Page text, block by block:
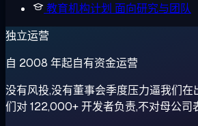
教育机构计划 面向研究与团队
独立运营
自 2008 年起自有资金运营
没有风投,没有董事会季度压力逼我们
们对 122,000+ 开发者负责,不对母公司